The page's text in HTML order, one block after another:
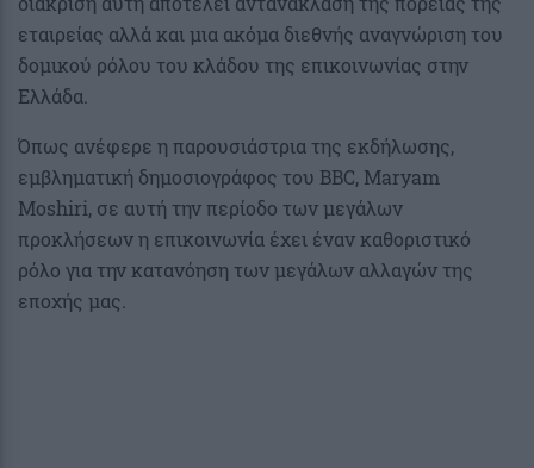
εταιρείας αλλά και μια ακόμα διεθνής αναγνώριση του
δομικού ρόλου του κλάδου της επικοινωνίας στην
Ελλάδα.
Όπως ανέφερε η παρουσιάστρια της εκδήλωσης,
εμβληματική δημοσιογράφος του BBC, Maryam
Moshiri, σε αυτή την περίοδο των μεγάλων
προκλήσεων η επικοινωνία έχει έναν καθοριστικό
ρόλο για την κατανόηση των μεγάλων αλλαγών της
εποχής μας.